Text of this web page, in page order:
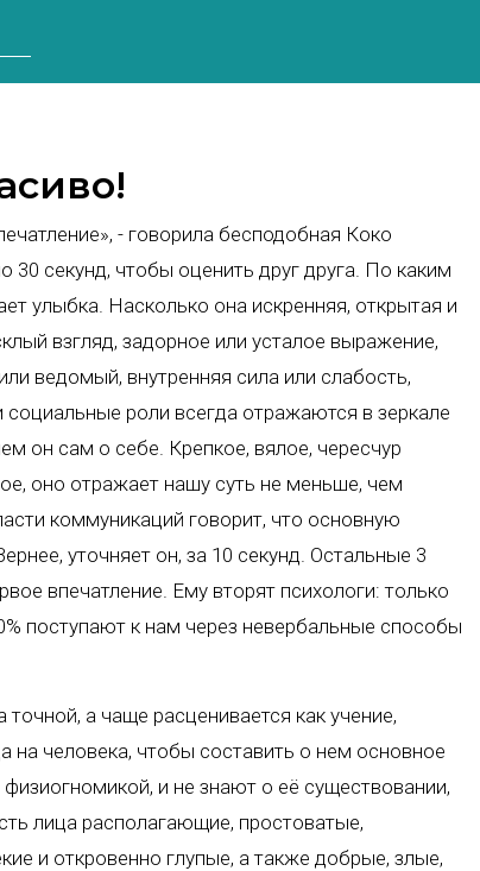
- говорила бесподобная Коко
секунд, чтобы оценить друг друга. По каким
улыбка. Насколько она искренняя, открытая и
взгляд, задорное или усталое выражение,
ведомый, внутренняя сила или слабость,
роли всегда отражаются в зеркале
он сам о себе. Крепкое, вялое, чересчур
оно отражает нашу суть не меньше, чем
коммуникаций говорит, что основную
уточняет он, за 10 секунд. Остальные 3
впечатление. Ему вторят психологи: только
поступают к нам через невербальные способы
а чаще расценивается как учение,
на человека, чтобы составить о нем основное
и не знают о её существовании,
лица располагающие, простоватые,
и откровенно глупые, а также добрые, злые,